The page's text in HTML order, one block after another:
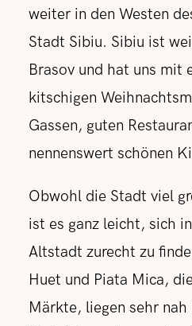
weiter in den Westen
Stadt Sibiu. Sibiu ist
Brasov und hat uns mit
kitschigen
Gassen, guten
nennenswert schönen
Obwohl die Stadt viel
ist es ganz leicht, sich
Altstadt zurecht zu
Huet und Piata Mica,
Märkte, liegen sehr nah